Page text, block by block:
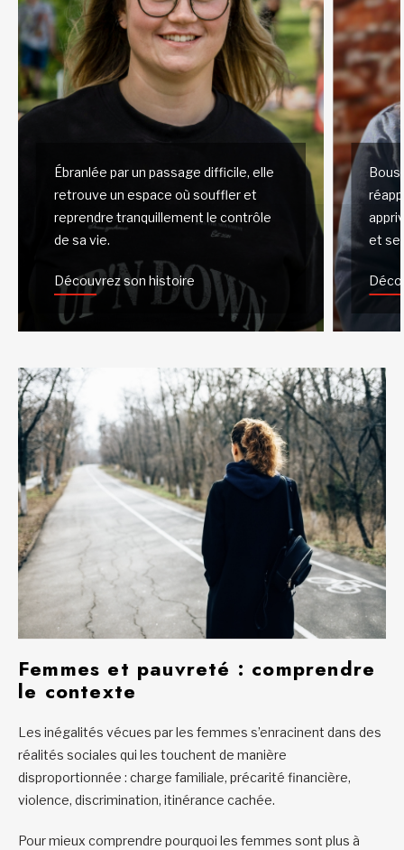
Ébranlée par un passage difficile, elle
retrouve un espace où souffler et
reprendre tranquillement le contrôle
de sa vie.
Découvrez son histoire
et
Femmes et pauvreté : comprendre
le contexte
Les inégalités vécues par les femmes s’enracinent dans des
réalités sociales qui les touchent de manière
disproportionnée : charge familiale, précarité financière,
violence, discrimination, itinérance cachée.
Pour mieux comprendre pourquoi les femmes sont plus à